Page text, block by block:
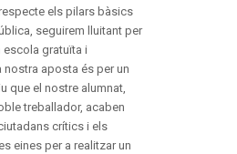
els pilars bàsics
seguirem lluitant per
escola gratuïta i
nostra aposta és per un
que el nostre alumnat,
treballador, acaben
crítics i els
eines per a realitzar un